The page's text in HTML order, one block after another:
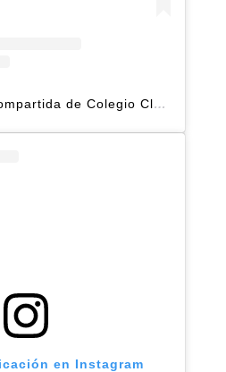
Una publicación compartida de Colegio Claret | Alto Hatillo (@clarethatillo)
en Instagram